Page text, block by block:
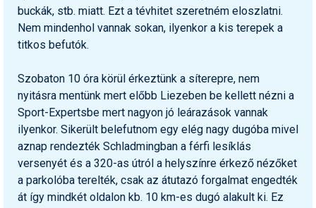
Utazási tippek
Wellness
buckák, stb. miatt. Ezt a tévhitet szeretném eloszlatni.
Nem mindenhol vannak sokan, ilyenkor a kis terepek a
titkos befutók.
Szobaton 10 óra körül érkeztünk a síterepre, nem
nyitásra mentünk mert előbb Liezeben be kellett nézni a
Sport-Expertsbe mert nagyon jó leárazások vannak
ilyenkor. Sikerült belefutnom egy elég nagy dugóba mivel
aznap rendezték Schladmingban a férfi lesíklás
versenyét és a 320-as útról a helyszínre érkező nézőket
a parkolóba terelték, csak az átutazó forgalmat engedték
át így mindkét oldalon kb. 10 km-es dugó alakult ki. Ez